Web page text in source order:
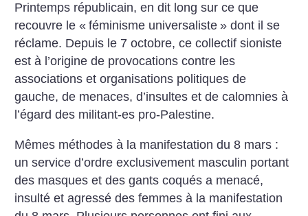
Printemps républicain, en dit long sur ce que
recouvre le « féminisme universaliste » dont il se
réclame. Depuis le 7 octobre, ce collectif sioniste
est à l’origine de provocations contre les
associations et organisations politiques de
gauche, de menaces, d’insultes et de calomnies à
l’égard des militant-es pro-Palestine.
Mêmes méthodes à la manifestation du 8 mars :
un service d’ordre exclusivement masculin portant
des masques et des gants coqués a menacé,
insulté et agressé des femmes à la manifestation